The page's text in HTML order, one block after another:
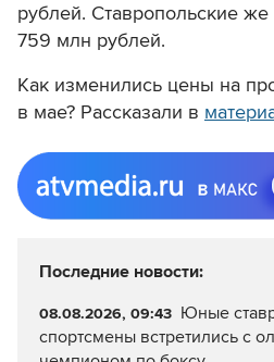
рублей. Ставропольские
759 млн рублей.
Как изменились цены на
в мае? Рассказали в
Последние новости:
08.08.2026, 09:43 Юные
спортсмены встретились с